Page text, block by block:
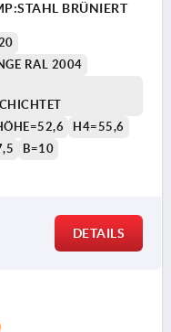
BRÜNIERT
RAL 2004
H4=55,6
B=10
DETAILS